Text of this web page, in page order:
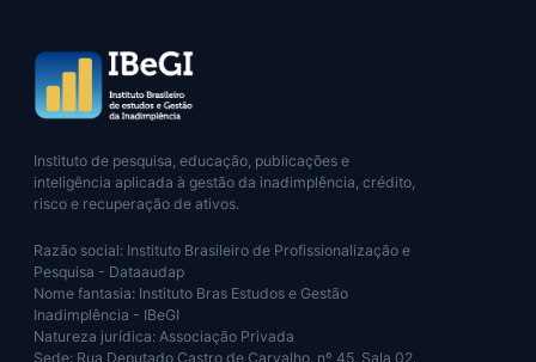
Instituto de pesquisa, educação, publicações e
inteligência aplicada à gestão da inadimplência, crédito,
risco e recuperação de ativos.
Razão social: Instituto Brasileiro de Profissionalização e
Pesquisa - Dataaudap
Nome fantasia: Instituto Bras Estudos e Gestão
Inadimplência - IBeGI
Natureza jurídica: Associação Privada
Sede: Rua Deputado Castro de Carvalho, nº 45, Sala 02,